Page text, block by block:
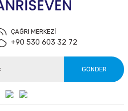
ÇAĞRI MERKEZİ
+90 530 603 32 72
GÖNDER